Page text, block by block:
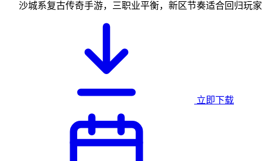
沙城系复古传奇手游，三职业平衡，新区节奏适合回归玩
立即下载